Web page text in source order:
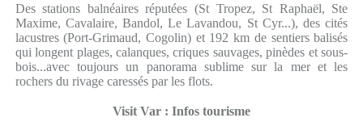
Des stations balnéaires réputées (St Tropez, St Raphaël, Ste
Maxime, Cavalaire, Bandol, Le Lavandou, St Cyr...), des cités
lacustres (Port-Grimaud, Cogolin) et 192 km de sentiers balisés
qui longent plages, calanques, criques sauvages, pinèdes et sous-
bois...avec toujours un panorama sublime sur la mer et les
rochers du rivage caressés par les flots.
Visit Var : Infos tourisme